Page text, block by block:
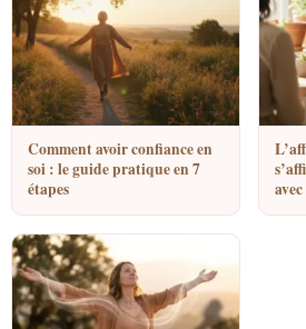
Comment avoir confiance en
soi : le guide pratique en 7
étapes